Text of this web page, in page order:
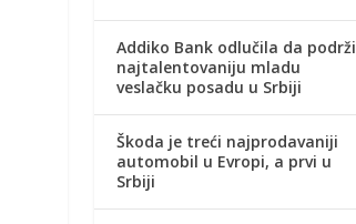
Addiko Bank odlučila da podrži
najtalentovaniju mladu
veslačku posadu u Srbiji
Škoda je treći najprodavaniji
automobil u Evropi, a prvi u
Srbiji